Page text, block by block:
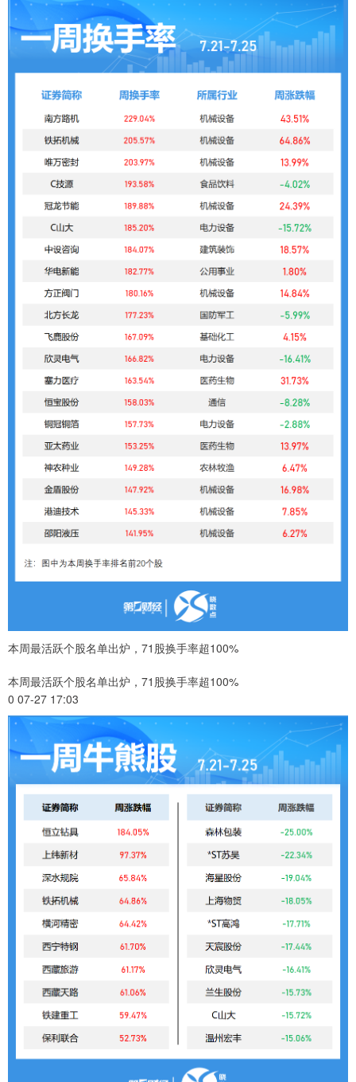
本周最活跃个股名单出炉，71股换手率超100%
本周最活跃个股名单出炉，71股换手率超100%
0 07-27 17:03